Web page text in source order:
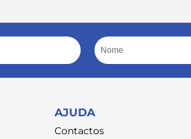
Nome
AJUDA
Contactos